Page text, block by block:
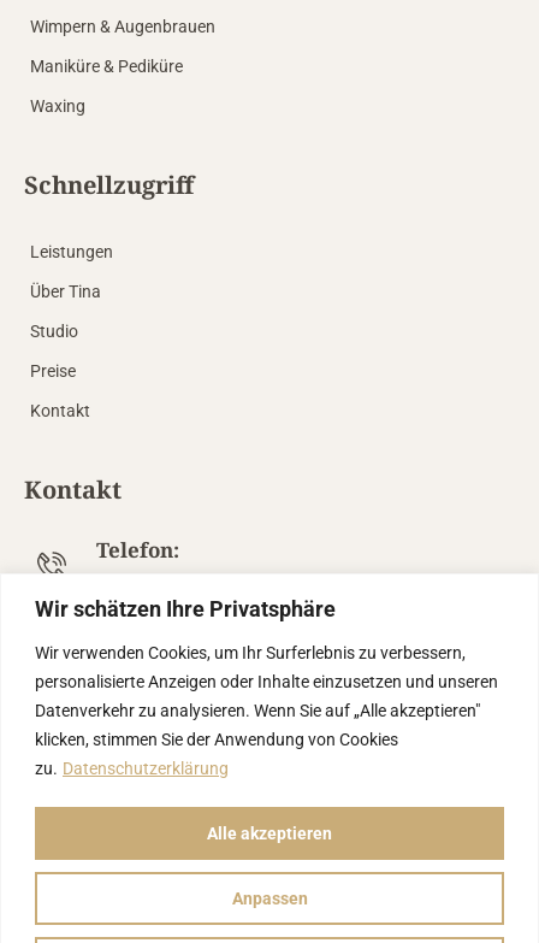
Wir schätzen Ihre Privatsphäre
Wir verwenden Cookies, um Ihr Surferlebnis zu verbessern,
personalisierte Anzeigen oder Inhalte einzusetzen und unseren
Datenverkehr zu analysieren. Wenn Sie auf „Alle akzeptieren"
klicken, stimmen Sie der Anwendung von Cookies
zu. Datenschutzerklärung
Anpassen
Alle akzeptieren
Wimpern & Augenbrauen
Maniküre & Pediküre
Waxing
Schnellzugriff
Leistungen
Über Tina
Studio
Preise
Kontakt
Kontakt
Telefon:
info@tinasbeautysalon.de
Gewerbepark 6, 85250
Altomünster, Deutschland
ByPerfomedia